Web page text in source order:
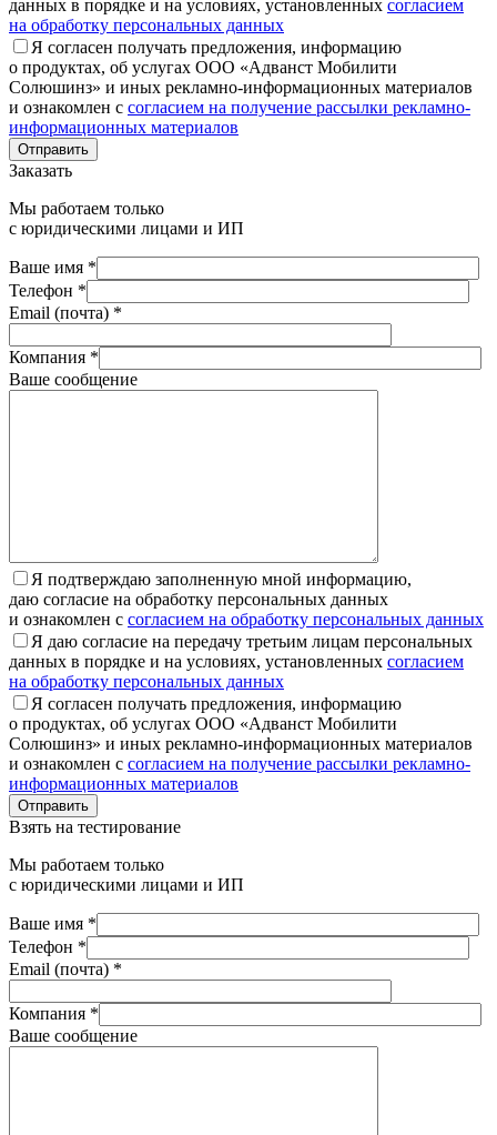
данных в порядке и на условиях, установленных согласием
на обработку персональных данных
Я согласен получать предложения, информацию
о продуктах, об услугах ООО «Адванст Мобилити
Солюшинз» и иных рекламно-информационных материалов
и ознакомлен с согласием на получение рассылки рекламно-
информационных материалов
Отправить
Заказать
Мы работаем только
с юридическими лицами и ИП
Ваше имя *
Телефон *
Email (почта) *
Компания *
Ваше сообщение
Я подтверждаю заполненную мной информацию,
даю согласие на обработку персональных данных
и ознакомлен с согласием на обработку персональных данных
Я даю согласие на передачу третьим лицам персональных
данных в порядке и на условиях, установленных согласием
на обработку персональных данных
Я согласен получать предложения, информацию
о продуктах, об услугах ООО «Адванст Мобилити
Солюшинз» и иных рекламно-информационных материалов
и ознакомлен с согласием на получение рассылки рекламно-
информационных материалов
Отправить
Взять на тестирование
Мы работаем только
с юридическими лицами и ИП
Ваше имя *
Телефон *
Email (почта) *
Компания *
Ваше сообщение